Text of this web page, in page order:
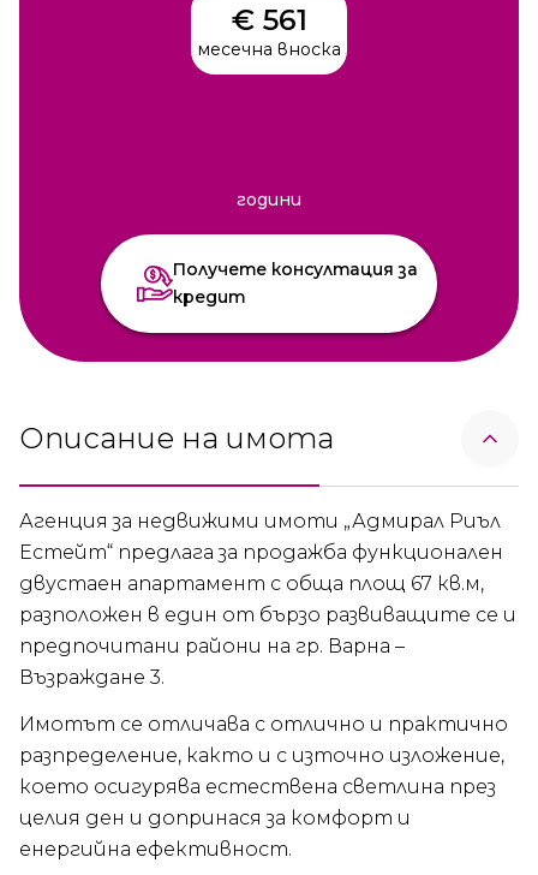
€ 561
месечна вноска
години
Получете консултация за
кредит
Описание на имота
Агенция за недвижими имоти „Адмирал Риъл
Естейт“ предлага за продажба функционален
двустаен апартамент с обща площ 67 кв.м,
разположен в един от бързо развиващите се и
предпочитани райони на гр. Варна –
Възраждане 3.
Имотът се отличава с отлично и практично
разпределение, както и с източно изложение,
което осигурява естествена светлина през
целия ден и допринася за комфорт и
енергийна ефективност.